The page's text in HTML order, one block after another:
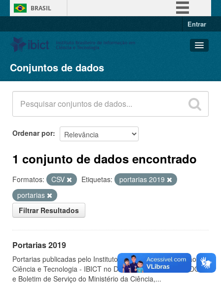
BRASIL
Entrar
Conjuntos de dados
Organizações
Grupos
Sobre
Conjuntos de dados
Ordenar por
1 conjunto de dados encontrado
Formatos: CSV Etiquetas:
portarias 2019
portarias
Filtrar Resultados
Portarias 2019
Portarias publicadas pelo Instituto Brasileiro de Informação em
Ciência e Tecnologia - IBICT no Diário Oficial da União - DOU
e Boletim de Serviço do Ministério da Ciência,...